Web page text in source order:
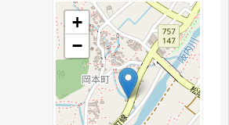
+
−